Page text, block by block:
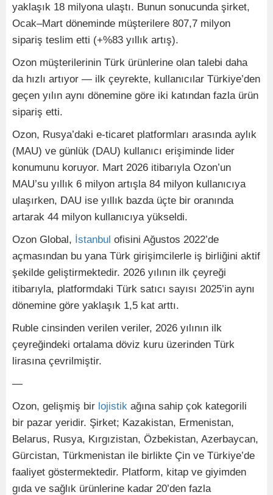
yaklaşık 18 milyona ulaştı. Bunun sonucunda şirket,
Ocak–Mart döneminde müşterilere 807,7 milyon
sipariş teslim etti (+%83 yıllık artış).
Ozon müşterilerinin Türk ürünlerine olan talebi daha
da hızlı artıyor — ilk çeyrekte, kullanıcılar Türkiye’den
geçen yılın aynı dönemine göre iki katından fazla ürün
sipariş etti.
Ozon, Rusya’daki e-ticaret platformları arasında aylık
(MAU) ve günlük (DAU) kullanıcı erişiminde lider
konumunu koruyor. Mart 2026 itibarıyla Ozon’un
MAU’su yıllık 6 milyon artışla 84 milyon kullanıcıya
ulaşırken, DAU ise yıllık bazda üçte bir oranında
artarak 44 milyon kullanıcıya yükseldi.
Ozon Global, İstanbul ofisini Ağustos 2022’de
açmasından bu yana Türk girişimcilerle iş birliğini aktif
şekilde geliştirmektedir. 2026 yılının ilk çeyreği
itibarıyla, platformdaki Türk satıcı sayısı 2025’in aynı
dönemine göre yaklaşık 1,5 kat arttı.
Ruble cinsinden verilen veriler, 2026 yılının ilk
çeyreğindeki ortalama döviz kuru üzerinden Türk
lirasına çevrilmiştir.
—
Ozon, gelişmiş bir lojistik ağına sahip çok kategorili
bir pazar yeridir. Şirket; Kazakistan, Ermenistan,
Belarus, Rusya, Kırgızistan, Özbekistan, Azerbaycan,
Gürcistan, Türkmenistan ile birlikte Çin ve Türkiye’de
faaliyet göstermektedir. Platform, kitap ve giyimden
gıda ve sağlık ürünlerine kadar 20’den fazla